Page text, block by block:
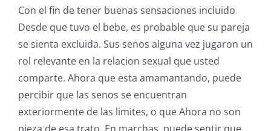
Con el fin de tener buenas sensaciones incluido
Desde que tuvo el bebe, es probable que su pareja
se sienta excluida. Sus senos alguna vez jugaron un
rol relevante en la relacion sexual que usted
comparte. Ahora que esta amamantando, puede
percibir que las senos se encuentran
exteriormente de las limites, o que Ahora no son